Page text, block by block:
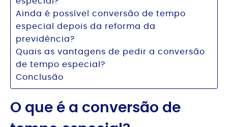
Ainda é possível conversão de tempo
especial depois da reforma da
previdência?
Quais as vantagens de pedir a conversão
de tempo especial?
Conclusão
O que é a conversão de